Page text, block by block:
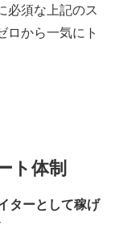
必須な上記のス
ロから一気にト
ト体制
ターとして稼げ